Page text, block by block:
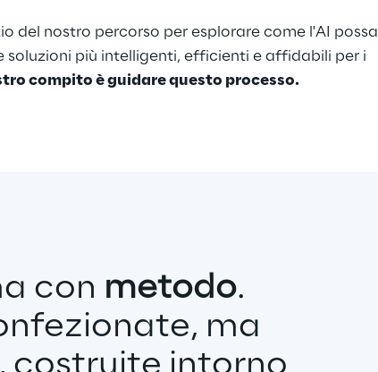
del nostro percorso per esplorare come l'AI possa
soluzioni più intelligenti, efficienti e affidabili per i
compito è guidare questo processo.
con metodo.
ma